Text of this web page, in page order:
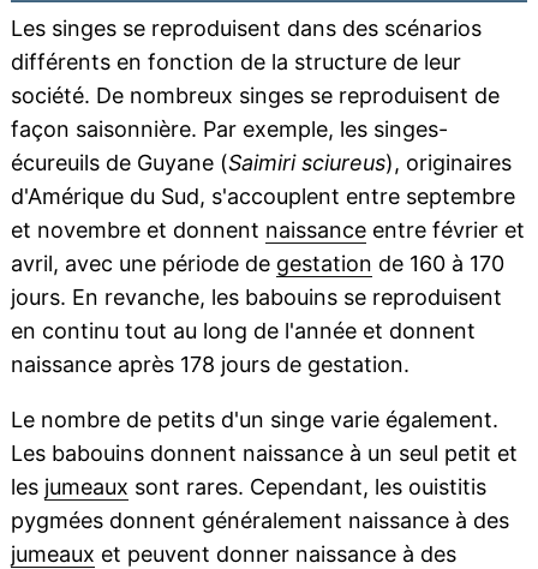
Les singes se reproduisent dans des scénarios
différents en fonction de la structure de leur
société. De nombreux singes se reproduisent de
façon saisonnière. Par exemple, les singes-
écureuils de Guyane (Saimiri sciureus), originaires
d'Amérique du Sud, s'accouplent entre septembre
et novembre et donnent naissanceentre février et
avril, avec une période de gestation de 160 à 170
jours. En revanche, les babouins se reproduisent
en continu tout au long de l'année et donnent
naissance après 178 jours de gestation.
Le nombre de petits d'un singe varie également.
Les babouins donnent naissance à un seul petit et
les jumeaux sont rares. Cependant, les ouistitis
pygmées donnent généralement naissance à des
jumeaux et peuvent donner naissance à des